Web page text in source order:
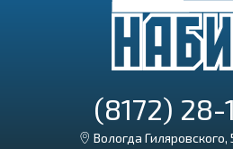
(8172) 28-
Вологда Гиляровского,